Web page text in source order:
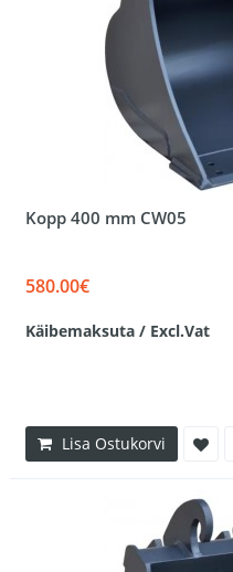
Kopp 400 mm CW05
580.00€
Käibemaksuta / Excl.Vat
Lisa Ostukorvi